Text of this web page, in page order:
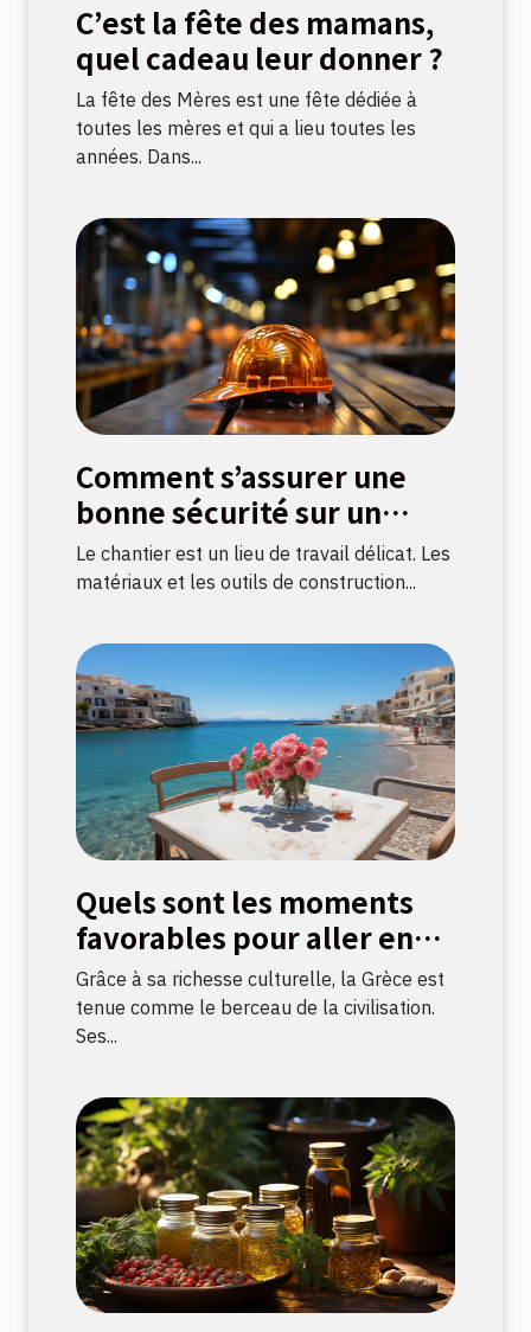
C’est la fête des mamans,
quel cadeau leur donner ?
La fête des Mères est une fête dédiée à
toutes les mères et qui a lieu toutes les
années. Dans...
Comment s’assurer une
bonne sécurité sur un
chantier ?
Le chantier est un lieu de travail délicat. Les
matériaux et les outils de construction...
Quels sont les moments
favorables pour aller en
Grèce ?
Grâce à sa richesse culturelle, la Grèce est
tenue comme le berceau de la civilisation.
Ses...